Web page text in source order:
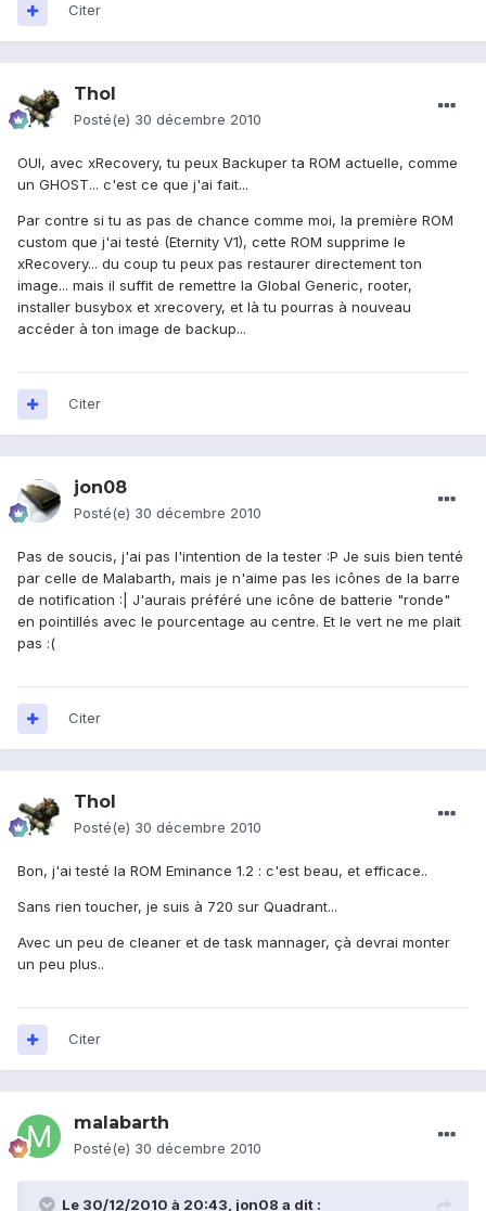
Citer
Thol
Posté(e) 30 décembre 2010
OUI, avec xRecovery, tu peux Backuper ta ROM actuelle, comme
un GHOST... c'est ce que j'ai fait...
Par contre si tu as pas de chance comme moi, la première ROM
custom que j'ai testé (Eternity V1), cette ROM supprime le
xRecovery... du coup tu peux pas restaurer directement ton
image... mais il suffit de remettre la Global Generic, rooter,
installer busybox et xrecovery, et là tu pourras à nouveau
accéder à ton image de backup...
Citer
jon08
Posté(e) 30 décembre 2010
Pas de soucis, j'ai pas l'intention de la tester :P Je suis bien tenté
par celle de Malabarth, mais je n'aime pas les icônes de la barre
de notification :| J'aurais préféré une icône de batterie "ronde"
en pointillés avec le pourcentage au centre. Et le vert ne me plait
pas :(
Citer
Thol
Posté(e) 30 décembre 2010
Bon, j'ai testé la ROM Eminance 1.2 : c'est beau, et efficace..
Sans rien toucher, je suis à 720 sur Quadrant...
Avec un peu de cleaner et de task mannager, çà devrai monter
un peu plus..
Citer
malabarth
Posté(e) 30 décembre 2010
Le 30/12/2010 à 20:43, jon08 a dit :